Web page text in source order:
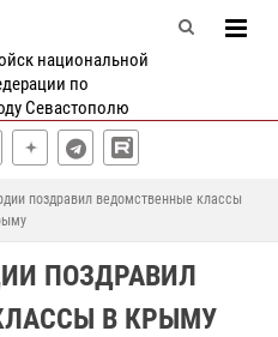
национальной
по
Севастополю
поздравил ведомственные классы
ПОЗДРАВИЛ
В КРЫМУ